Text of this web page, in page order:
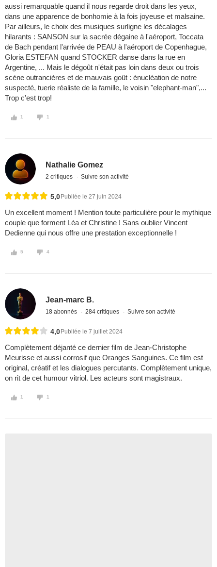
aussi remarquable quand il nous regarde droit dans les yeux,
dans une apparence de bonhomie à la fois joyeuse et malsaine.
Par ailleurs, le choix des musiques surligne les décalages
hilarants : SANSON sur la sacrée dégaine à l'aéroport, Toccata
de Bach pendant l'arrivée de PEAU à l'aéroport de Copenhague,
Gloria ESTEFAN quand STOCKER danse dans la rue en
Argentine, ... Mais le dégoût n'était pas loin dans deux ou trois
scène outrancières et de mauvais goût : énucléation de notre
suspecté, tuerie réaliste de la famille, le voisin "elephant-man",...
Trop c'est trop!
1 1
Nathalie Gomez
2 critiques Suivre son activité
5,0 Publiée le 27 juin 2024
Un excellent moment ! Mention toute particulière pour le mythique
couple que forment Léa et Christine ! Sans oublier Vincent
Dedienne qui nous offre une prestation exceptionnelle !
5 4
Jean-marc B.
18 abonnés 284 critiques Suivre son activité
4,0 Publiée le 7 juillet 2024
Complètement déjanté ce dernier film de Jean-Christophe
Meurisse et aussi corrosif que Oranges Sanguines. Ce film est
original, créatif et les dialogues percutants. Complètement unique,
on rit de cet humour vitriol. Les acteurs sont magistraux.
1 1